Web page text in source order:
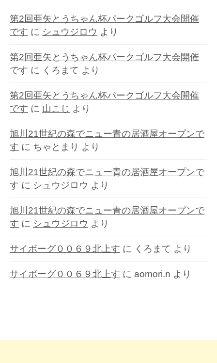
第2回亜矢とうちゃん杯パークゴルフ大会開催
です に シュウジロウ より
第2回亜矢とうちゃん杯パークゴルフ大会開催
です に くろまて より
第2回亜矢とうちゃん杯パークゴルフ大会開催
です に 山こじ より
旭川21世紀の森でニュー青の居酒屋オープンで
す に ちゃとまり より
旭川21世紀の森でニュー青の居酒屋オープンで
す に シュウジロウ より
旭川21世紀の森でニュー青の居酒屋オープンで
す に シュウジロウ より
サイボーグ００６９北上す に くろまて より
サイボーグ００６９北上す に aomori.n より